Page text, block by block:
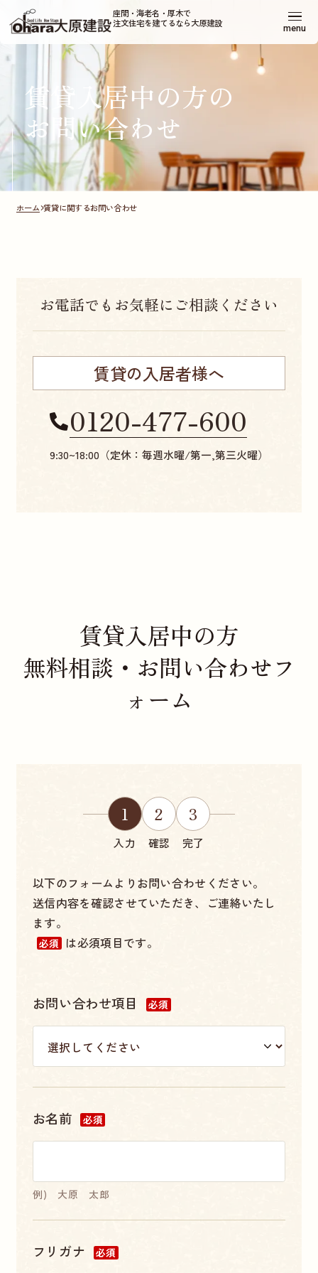
座間・海老名・厚木で
注文住宅を建てるなら大原建設
menu
賃貸入居中の方の
お問い合わせ
ホーム 賃貸に関するお問い合わせ
お電話でもお気軽にご相談ください
賃貸の入居者様へ
0120-477-600
9:30~18:00（定休：毎週水曜/第一,第三火曜）
賃貸入居中の方
無料相談・お問い合わせフ
ォーム
1
入力
2
確認
3
完了
以下のフォームよりお問い合わせください。
送信内容を確認させていただき、ご連絡いたし
ます。
必須 は必須項目です。
お問い合わせ項目 必須
お名前 必須
例) 大原 太郎
フリガナ 必須